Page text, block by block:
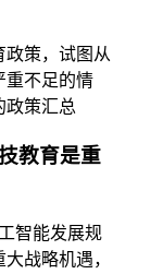
政策，试图从
重不足的情
政策汇总
教育是重
智能发展规
战略机遇，